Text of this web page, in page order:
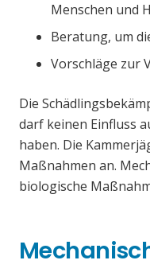
Menschen und
Beratung, um
Vorschläge zur
Die
darf keinen Einfluss
haben. Die
Maßnahmen an.
biologische